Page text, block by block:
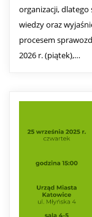
organizacji,
wiedzy oraz
procesem
2026 r. (piątek),…